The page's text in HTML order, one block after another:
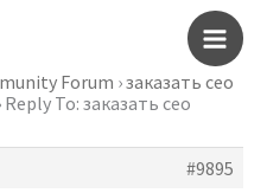
Main
Forum ›заказать сео
Reply To: заказать сео
#9895